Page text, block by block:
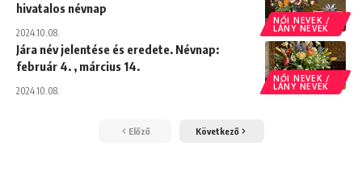
NŐI NEVEK /
LÁNY NEVEK
hivatalos névnap
2024.10.08.
NŐI NEVEK /
LÁNY NEVEK
Jára név jelentése és eredete. Névnap:
február 4. , március 14.
2024.10.08.
Előző Következő